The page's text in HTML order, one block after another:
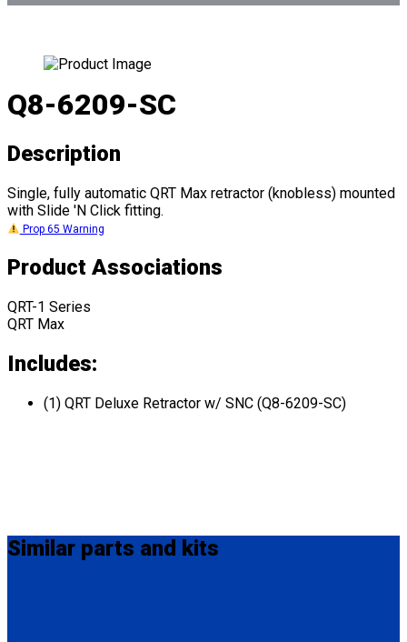
Q8-6209-SC
Description
Single, fully automatic QRT Max retractor (knobless) mounted
with Slide 'N Click fitting.
Prop 65 Warning
Product Associations
QRT-1 Series
QRT Max
Includes:
(1) QRT Deluxe Retractor w/ SNC (Q8-6209-SC)
Similar parts and kits